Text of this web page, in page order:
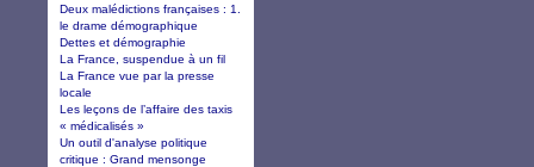
Deux malédictions françaises : 1.
le drame démographique
Dettes et démographie
La France, suspendue à un fil
La France vue par la presse
locale
Les leçons de l’affaire des taxis
« médicalisés »
Un outil d'analyse politique
critique : Grand mensonge